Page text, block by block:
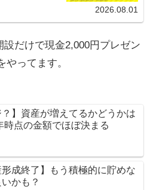
2026.08.01
設だけで現金2,000円プレゼン
やってます。
？】資産が増えてるかどうかは
時点の金額でほぼ決まる
形成終了】もう積極的に貯めな
いかも？